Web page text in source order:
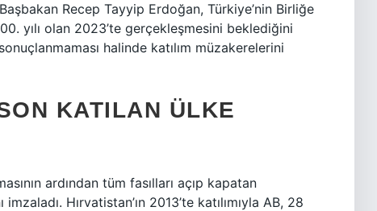
Recep Tayyip Erdoğan, Türkiye’nin Birliğe
yılı olan 2023’te gerçekleşmesini beklediğini
halinde katılım müzakerelerini
KATILAN ÜLKE
ardından tüm fasılları açıp kapatan
imzaladı. Hırvatistan’ın 2013’te katılımıyla AB, 28